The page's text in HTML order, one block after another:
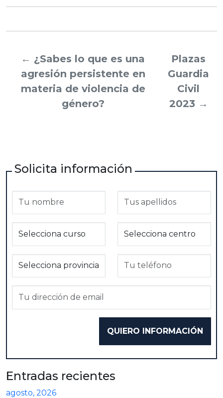
← ¿Sabes lo que es una
agresión persistente en
materia de violencia de
género?
Plazas
Guardia
Civil
2023 →
Solicita información
Entradas recientes
agosto, 2026